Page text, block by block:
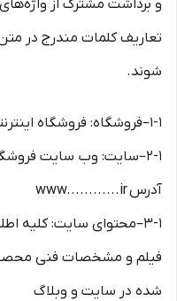
و برداشت مشترک از واژه‌های
تعاریف کلمات مندرج در
شوند.
۱-۱–فروشگاه: فروشگاه اینترنتی ................. به عنوان فروشنده
۲-۱–سایت: وب سایت
آدرس www............ir
۳-۱–محتوای سایت: کلیه
فیلم و مشخصات فنی
شده در سایت و وبلاگ